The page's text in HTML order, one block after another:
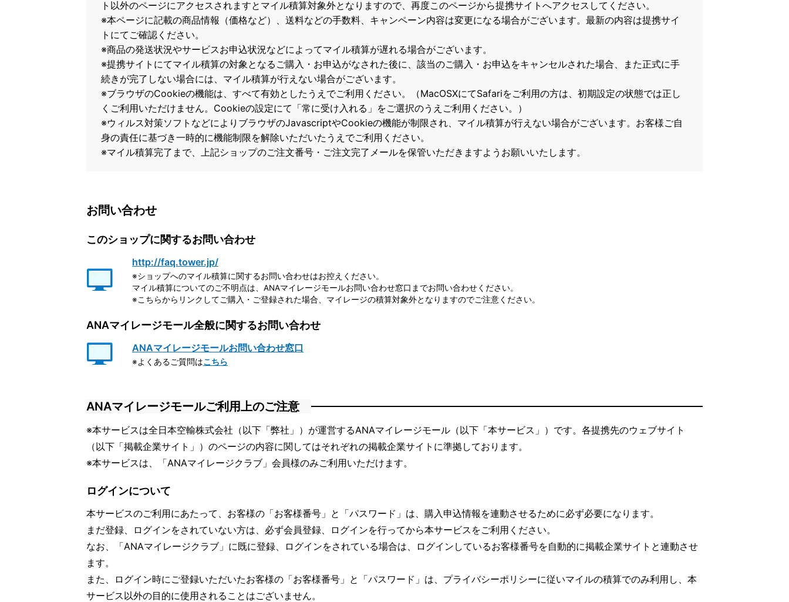
ト以外のページにアクセスされますとマイル積算対象外となりますので、再度このページから提携サイトへアクセスしてください。
※本ページに記載の商品情報（価格など）、送料などの手数料、キャンペーン内容は変更になる場合がございます。最新の内容は提携サイ
トにてご確認ください。
※商品の発送状況やサービスお申込状況などによってマイル積算が遅れる場合がございます。
※提携サイトにてマイル積算の対象となるご購入・お申込がなされた後に、該当のご購入・お申込をキャンセルされた場合、また正式に手
続きが完了しない場合には、マイル積算が行えない場合がございます。
※ブラウザのCookieの機能は、すべて有効としたうえでご利用ください。（MacOSXにてSafariをご利用の方は、初期設定の状態では正し
くご利用いただけません。Cookieの設定にて「常に受け入れる」をご選択のうえご利用ください。）
※ウィルス対策ソフトなどによりブラウザのJavascriptやCookieの機能が制限され、マイル積算が行えない場合がございます。お客様ご自
身の責任に基づき一時的に機能制限を解除いただいたうえでご利用ください。
※マイル積算完了まで、上記ショップのご注文番号・ご注文完了メールを保管いただきますようお願いいたします。
お問い合わせ
このショップに関するお問い合わせ
http://faq.tower.jp/
※ショップへのマイル積算に関するお問い合わせはお控えください。
マイル積算についてのご不明点は、ANAマイレージモールお問い合わせ窓口までお問い合わせください。
※こちらからリンクしてご購入・ご登録された場合、マイレージの積算対象外となりますのでご注意ください。
ANAマイレージモール全般に関するお問い合わせ
ANAマイレージモールお問い合わせ窓口
※よくあるご質問はこちら
ANAマイレージモールご利用上のご注意
※本サービスは全日本空輸株式会社（以下「弊社」）が運営するANAマイレージモール（以下「本サービス」）です。各提携先のウェブサイト
（以下「掲載企業サイト」）のページの内容に関してはそれぞれの掲載企業サイトに準拠しております。
※本サービスは、「ANAマイレージクラブ」会員様のみご利用いただけます。
ログインについて
本サービスのご利用にあたって、お客様の「お客様番号」と「パスワード」は、購入申込情報を連動させるために必ず必要になります。
まだ登録、ログインをされていない方は、必ず会員登録、ログインを行ってから本サービスをご利用ください。
なお、「ANAマイレージクラブ」に既に登録、ログインをされている場合は、ログインしているお客様番号を自動的に掲載企業サイトと連動させ
ます。
また、ログイン時にご登録いただいたお客様の「お客様番号」と「パスワード」は、 プライバシーポリシーに従いマイルの積算でのみ利用し、本
サービス以外の目的に使用されることはございません。